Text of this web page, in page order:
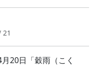
20日「穀雨（こく